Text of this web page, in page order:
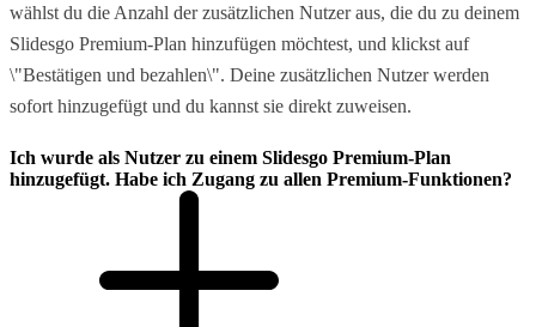
wählst du die Anzahl der zusätzlichen Nutzer aus, die du zu deinem
Slidesgo Premium-Plan hinzufügen möchtest, und klickst auf
\"Bestätigen und bezahlen\". Deine zusätzlichen Nutzer werden
sofort hinzugefügt und du kannst sie direkt zuweisen.
Ich wurde als Nutzer zu einem Slidesgo Premium-Plan
hinzugefügt. Habe ich Zugang zu allen Premium-Funktionen?